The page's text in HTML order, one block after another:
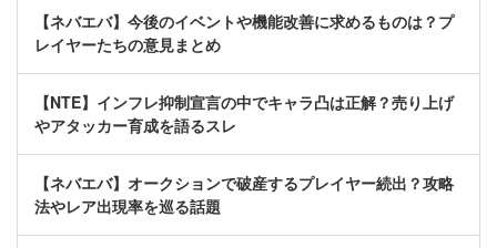
【ネバエバ】今後のイベントや機能改善に求めるものは？プ
レイヤーたちの意見まとめ
【NTE】インフレ抑制宣言の中でキャラ凸は正解？売り上げ
やアタッカー育成を語るスレ
【ネバエバ】オークションで破産するプレイヤー続出？攻略
法やレア出現率を巡る話題